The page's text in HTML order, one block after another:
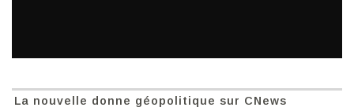
La nouvelle donne géopolitique sur CNews